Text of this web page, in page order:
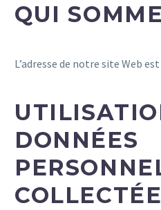
QUI
L’adresse de notre site Web
DONNÉES